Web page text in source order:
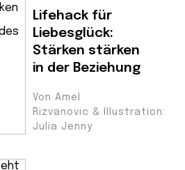
Lifehack für
Liebesglück:
Stärken stärken
in der Beziehung
Von Amel
Rizvanovic & Illustration:
Julia Jenny